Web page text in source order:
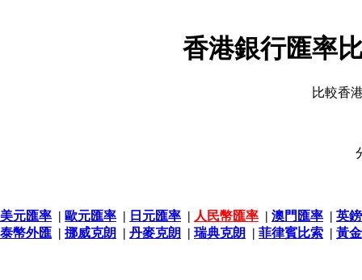
香港銀行匯率
比較香
美元匯率 | 歐元匯率 | 日元匯率 | 人民幣匯率 | 澳門匯率 | 英
泰幣外匯 | 挪威克朗 | 丹麥克朗 | 瑞典克朗 | 菲律賓比索 | 黃